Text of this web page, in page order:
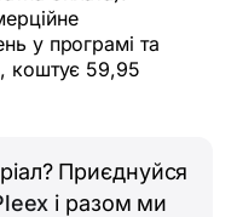
у програмі та
коштує 59,95
Приєднуйся
і разом ми